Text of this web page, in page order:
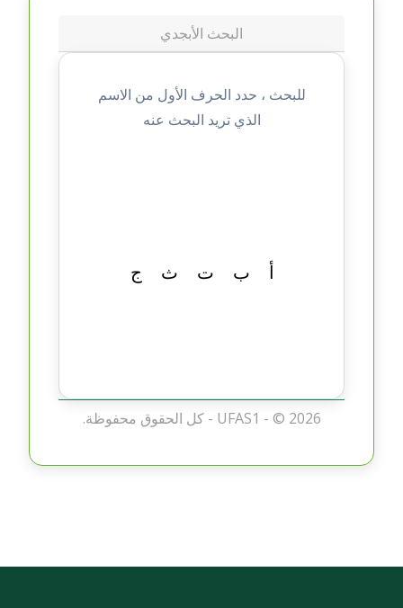
البحث الأبجدي
للبحث ، حدد الحرف الأول من الاسم
الذي تريد البحث عنه
أ ب ت ث ج
UFAS1 - © 2026 - كل الحقوق محفوظة.